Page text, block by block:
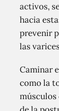
activos,
hacia
prevenir
las
Caminar
como la
músculos